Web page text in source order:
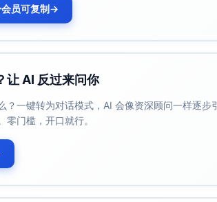
员可复制→
让 AI 反过来问你
？一键转为对话模式，AI 会像资深顾问一样逐
零门槛，开口就行。